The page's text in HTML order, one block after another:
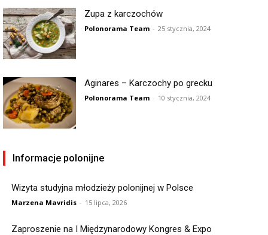
Zupa z karczochów
Polonorama Team - 25 stycznia, 2024
Aginares – Karczochy po grecku
Polonorama Team - 10 stycznia, 2024
Informacje polonijne
Wizyta studyjna młodzieży polonijnej w Polsce
Marzena Mavridis - 15 lipca, 2026
Zaproszenie na I Międzynarodowy Kongres & Expo